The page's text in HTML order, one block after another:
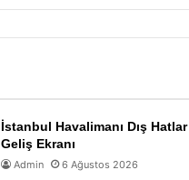
İstanbul Havalimanı Dış Hatlar
Geliş Ekranı
Admin 6 Ağustos 2026